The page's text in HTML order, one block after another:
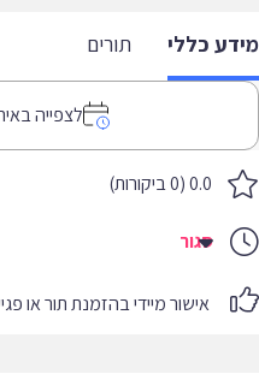
מידע כללי תורים
לצפייה
0.0 (0 ביקורות)
סגור
אישור מיידי בהזמנת תור או